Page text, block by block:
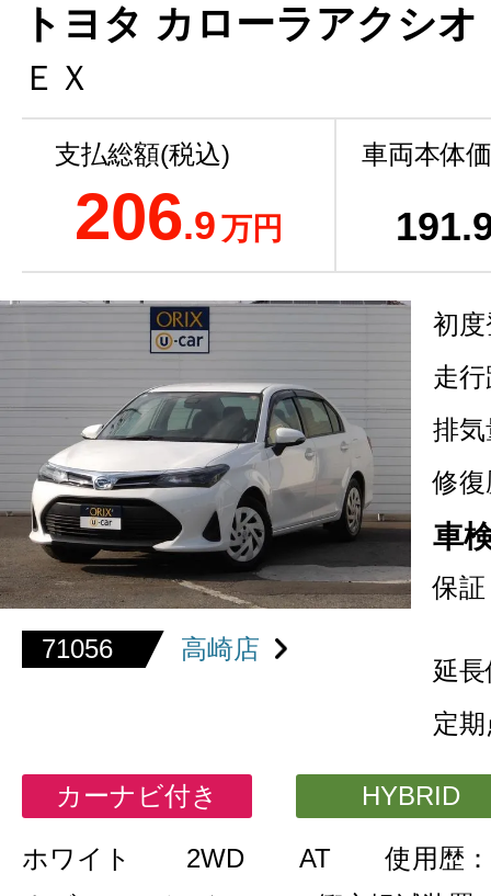
トヨタ カローラアクシ
ＥＸ
支払総額(税込)
206.9万円
車両本体
191
71056 高崎店
初
走
排気
修復
車
保証
延
定
カーナビ付き HYBRID
ホワイト 2WD AT
使用歴